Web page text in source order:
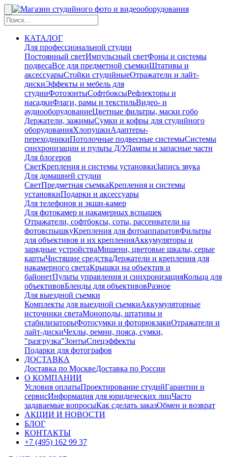
КАТАЛОГ
Для профессиональной студии
Постоянный светИмпульсный светФоны и системы
подвесаВсе для предметной съемкиШтативы и
аксессуарыСтойки студийныеОтражатели и лайт-
дискиЭффекты и мебель для
студииФотозонтыСофтбоксыРефлекторы и
насадкиФлаги, рамы и текстильВидео- и
аудиооборудованиеЦветные фильтры, маски гобо
Держатели, зажимыСумки и кофры для студийного
оборудованияХлопушкиАдаптеры-
переходникиПотолочные подвесные системыСистемы
синхронизации и пульты Д/УЛампы и запасные части
Для блогеров
СветКрепления и системы установкиЗапись звука
Для домашней студии
СветПредметная съемкаКрепления и системы
установкиПодарки и аксессуары
Для телефонов и экшн-камер
Для фотокамер и накамерных вспышек
Отражатели, софтбоксы, соты, рассеиватели на
фотовспышкуКрепления для фотоаппаратовФильтры
для объективов и их крепленияАккумуляторы и
зарядные устройстваМишени, цветовые шкалы, серые
картыЧистящие средстваДержатели и крепления для
накамерного светаКрышки на объектив и
байонетПульты управления и синхронизацияКольца для
объективовБленды для объективовРазное
Для выездной съемки
Комплекты для выездной съемкиАккумуляторные
источники светаМоноподы, штативы и
стабилизаторыФотосумки и фоторюкзакиОтражатели и
лайт-дискиЧехлы, ремни, пояса, сумки,
"разгрузка"ЗонтыСпецэффекты
Подарки для фотографов
ДОСТАВКА
Доставка по МосквеДоставка по России
О КОМПАНИИ
Условия оплатыПроектирование студийГарантии и
сервисИнформация для юридических лицЧасто
задаваемые вопросыКак сделать заказОбмен и возврат
АКЦИИ И НОВОСТИ
БЛОГ
КОНТАКТЫ
+7 (495) 162 99 37